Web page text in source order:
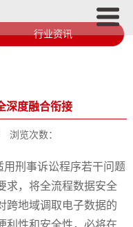
行业资讯
深度融合衔接
浏览次数：
用刑事诉讼程序若干问题
求，将全流程数据安全
跨地域调取电子数据的
利性和安全性，必将在